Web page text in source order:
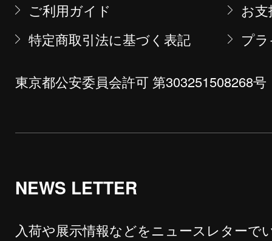
ご利用ガイド
お
特定商取引法に基づく表記
プ
東京都公安委員会許可 第303251508268号
NEWS LETTER
入荷や展示情報などをニュースレターで